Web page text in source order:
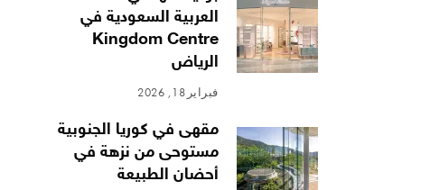
العربية السعودية في
Kingdom Centre
الرياض
فبراير 18, 2026
مقهى في كوريا الجنوبية
مستوحى من نزهة في
أحضان الطبيعة